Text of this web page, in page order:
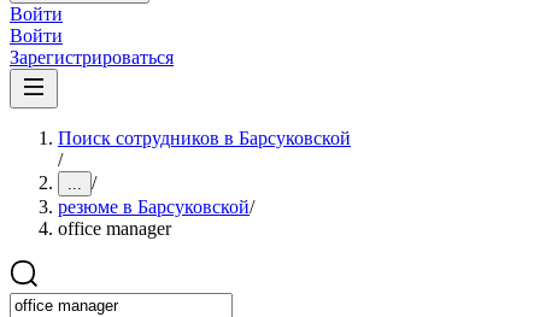
Войти
Войти
Зарегистрироваться
Поиск сотрудников в Барсуковской
/
... /
резюме в Барсуковской/
office manager